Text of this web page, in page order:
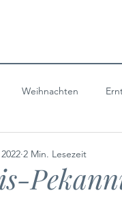
Weihnachten
2 Min. Lesezeit